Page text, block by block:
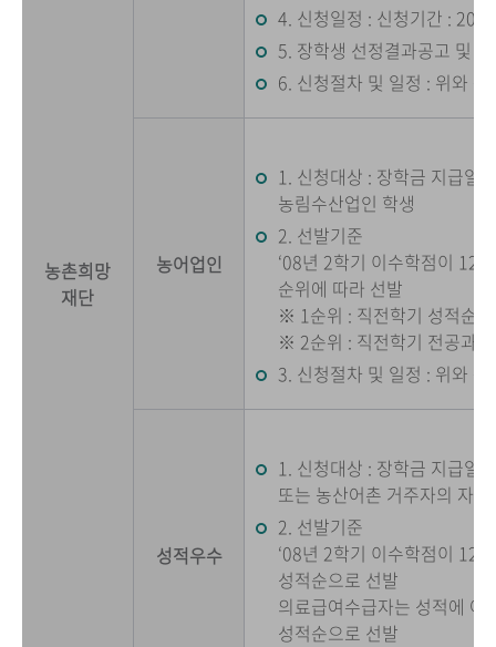
농촌희망
재단
4. 신청일정 : 신청기간 :
5. 장학생 선정결과공고 및
6. 신청절차 및 일정 : 위와 동
농어업인
1. 신청대상 : 장학금 지급일
농림수산업인 학생
2. 선발기준
‘08년 2학기 이수학점이 12
순위에 따라 선발
※ 1순위 : 직전학기 성적순
※ 2순위 : 직전학기 전공과
3. 신청절차 및 일정 : 위와 동
성적우수
1. 신청대상 : 장학금 지급일
또는 농산어촌 거주자의 자녀
2. 선발기준
‘08년 2학기 이수학점이 12
성적순으로 선발
의료급여수급자는 성적에
성적순으로 선발